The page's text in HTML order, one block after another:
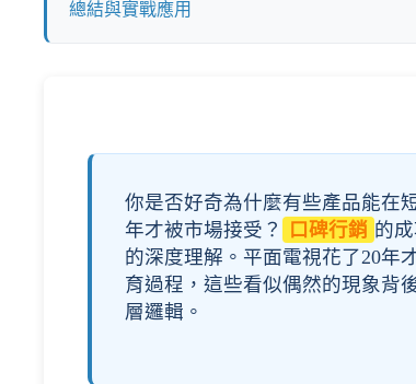
總結與實戰應用
你是否好奇為什麼有些產品能在
年才被市場接受？
口碑行銷 的
的深度理解。平面電視花了20年
育過程，這些看似偶然的現象背
層邏輯。